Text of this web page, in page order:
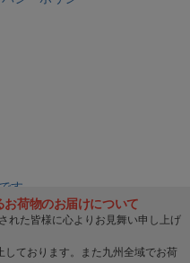
す。
取寄せ商品は対象外